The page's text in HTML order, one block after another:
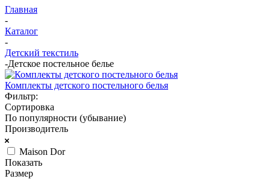
Главная
-
Каталог
-
Детский текстиль
-Детское постельное белье
Комплекты детского постельного белья
Фильтр:
Сортировка
По популярности (убывание)
Производитель
Maison Dor
Показать
Размер